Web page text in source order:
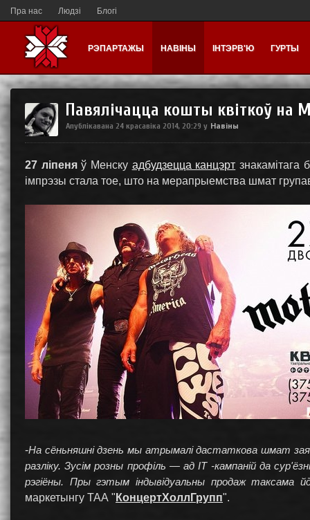
Пра нас Людзі Блогі
РЭПАРТАЖЫ НАВІНЫ ІНТЭРВ'Ю ГУРТЫ
Павялічацца кошты квіткоў на
Апублікавана 24 красавіка 2014, 20:29 у Навіны
27 ліпеняў Менску адбудзецца канцэрт знакамітага
імпрэзы стала тое, што на мерапрыемства шмат
-На сёньняшні дзень мы атрымалі дастаткова шмат
разліку. Зусім розны профіль — ад IT -кампаній да
рэгіёны. Пры гэтым індывідуальны продаж таксама
маркетынгу ТАА " КонцертХоллГрупп".